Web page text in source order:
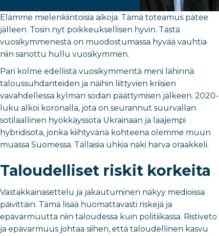
Elämme mielenkiintoisia aikoja. Tämä toteamus pätee
jälleen. Tosin nyt poikkeuksellisen hyvin. Tästä
vuosikymmenestä on muodostumassa hyvää vauhtia
niin sanottu hullu vuosikymmen.
Pari kolme edellistä vuosikymmentä meni lähinnä
taloussuhdanteiden ja näihin liittyvien kriisien
vavahdellessa kylmän sodan päättymisen jälkeen. 2020-
luku alkoi koronalla, jota on seurannut suurvallan
sotilaallinen hyökkäyssota Ukrainaan ja laajempi
hybridisota, jonka kiihtyvänä kohteena olemme muun
muassa Suomessa. Tällaisia uhkia näki harva oraakkeli.
Taloudelliset riskit korkeita
Vastakkainasettelu ja jakautuminen näkyy medioissa
päivittäin. Tämä lisää huomattavasti riskejä ja
epävarmuutta niin taloudessa kuin politiikassa. Ristiveto
ja epävarmuus johtaa siihen, että taloudellinen kasvu